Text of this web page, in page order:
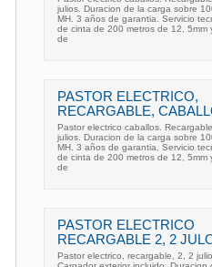
julios. Duracion de la carga sobre
MH. 3 años de garantia. Servicio
de cinta de 200 metros de 12, 5mm
de
PASTOR ELECTRICO,
RECARGABLE,
Pastor electrico caballos.
julios. Duracion de la carga sobre
MH. 3 años de garantia. Servicio
de cinta de 200 metros de 12, 5mm
de
PASTOR ELECTRICO
RECARGABLE 2, 2
Pastor electrico, recargable, 2, 2